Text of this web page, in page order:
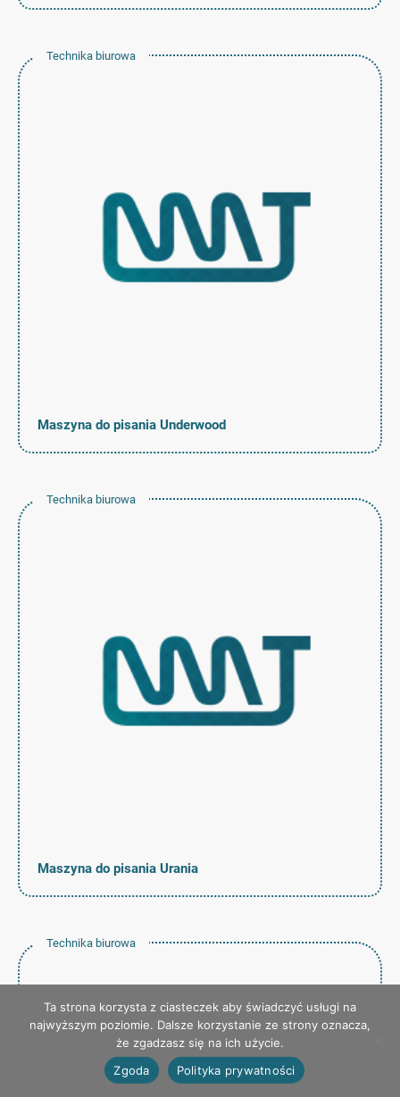
Technika biurowa
Maszyna do pisania Underwood
Technika biurowa
Maszyna do pisania Urania
Technika biurowa
Ta strona korzysta z ciasteczek aby świadczyć usługi na
najwyższym poziomie. Dalsze korzystanie ze strony oznacza,
że zgadzasz się na ich użycie.
Zgoda
Polityka prywatności